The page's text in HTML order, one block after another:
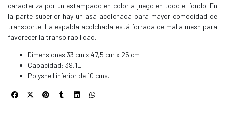
caracteriza por un estampado en color a juego en todo el fondo. En
la parte superior hay un asa acolchada para mayor comodidad de
transporte. La espalda acolchada está forrada de malla mesh para
favorecer la transpirabilidad.
Dimensiones 33 cm x 47,5 cm x 25 cm
Capacidad: 39,1L
Polyshell inferior de 10 cms.